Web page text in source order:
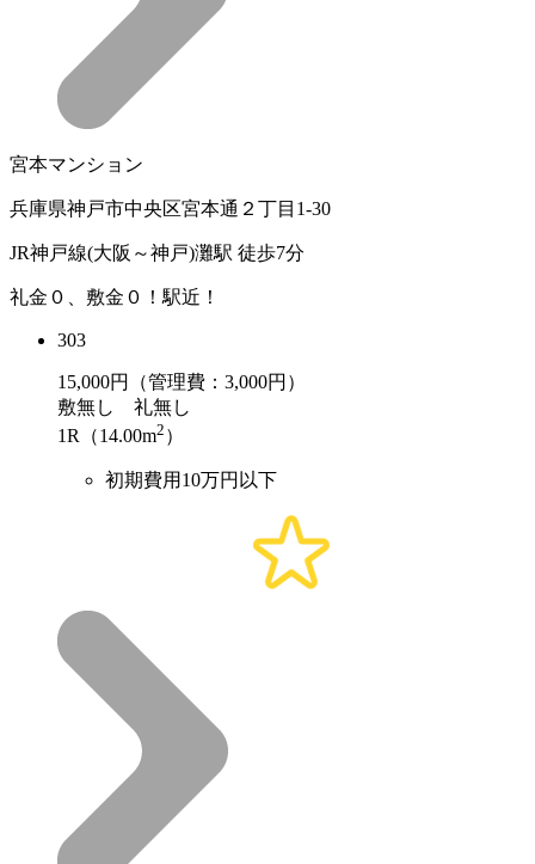
宮本マンション
兵庫県神戸市中央区宮本通２丁目1-30
JR神戸線(大阪～神戸)灘駅 徒歩7分
礼金０、敷金０！駅近！
303
15,000円（管理費：3,000円）
敷無し 礼無し
1R（14.00m2 ）
初期費用10万円以下